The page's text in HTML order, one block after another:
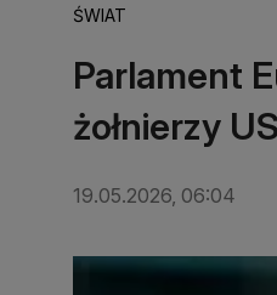
ŚWIAT
Parlament
żołnierzy
19.05.2026, 06:04